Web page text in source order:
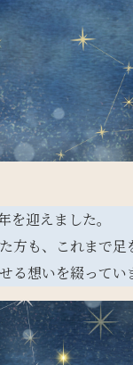
迎えました。
方も、これまで足
る想いを綴ってい